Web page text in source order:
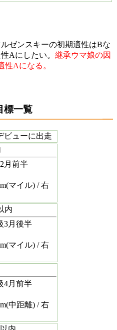
ゼンスキーの初期適性はBな
Aにしたい。 継承ウマ娘の因
性Aになる。
標一覧
ビューに出走
月前半
マイル) / 右
内
3月後半
マイル) / 右
4月前半
中距離) / 右